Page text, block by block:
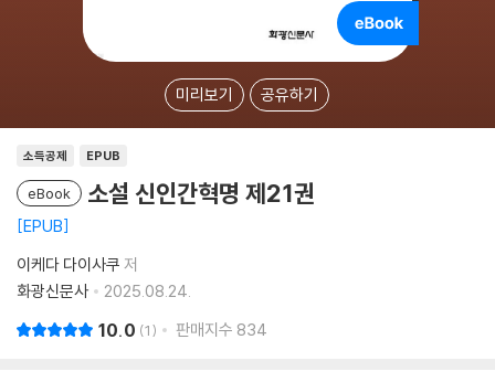
미리보기 공유하기
소득공제 EPUB
eBook 소설 신인간혁명 제21권
EPUB
이케다 다이사쿠 저
화광신문사
2025.08.24.
10.0 1 판매지수 834